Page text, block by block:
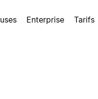
Enterprise Tarifs